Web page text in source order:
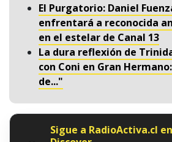
El Purgatorio: Daniel
enfrentará a reconocida
en el estelar de Canal 13
La dura reflexión de
con Coni en Gran
de..."
Sigue a RadioActiva.cl